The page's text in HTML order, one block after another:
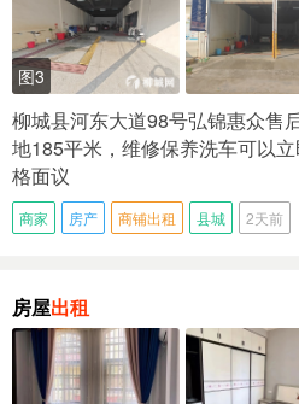
图3
柳城县河东大道98号弘锦惠众售
地185平米，维修保养洗车可以
格面议
商家 房产 商铺出租 县城 2天前
房屋出租